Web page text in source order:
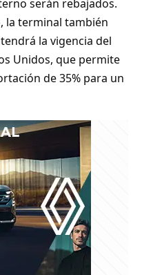
serán rebajados.
la terminal también
la vigencia del
Unidos, que permite
de 35% para un